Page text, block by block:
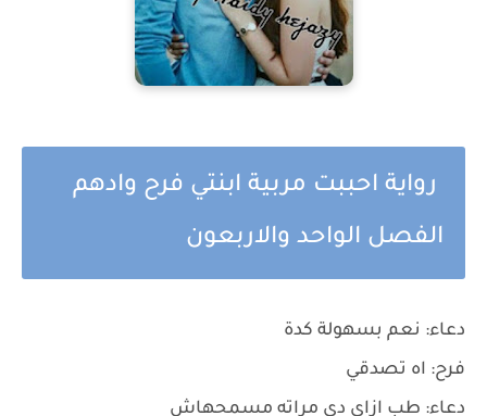
رواية احببت مربية ابنتي فرح وادهم
الفصل الواحد والاربعون
دعاء: نعم بسهولة كدة
فرح: اه تصدقي
دعاء: طب ازاي دي مراته مسمحهاش